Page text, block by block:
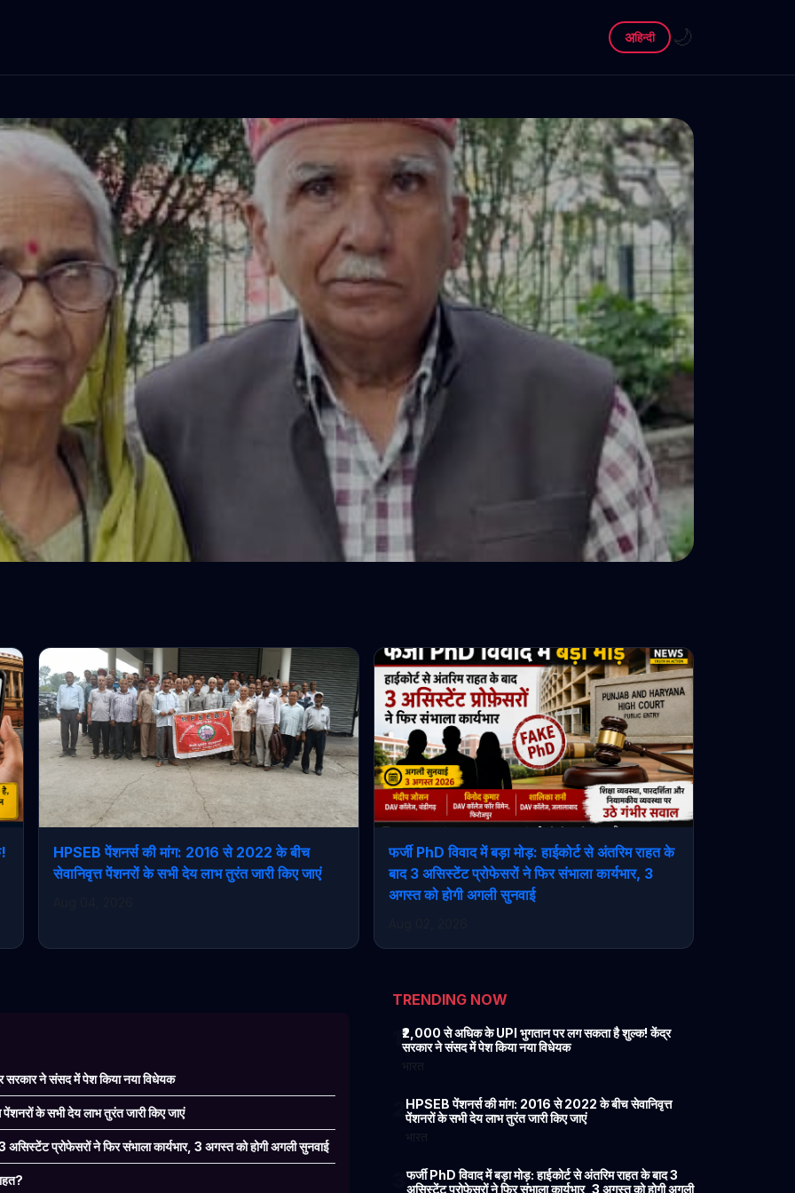
अहिन्दी 🌙
जीवन का प्रेरणादायक सफर
HPSEB पेंशनर्स की मांग: 2016 से 2022 के बीच
सेवानिवृत्त पेंशनरों के सभी देय लाभ तुरंत जारी किए जाएं
फर्जी PhD विवाद में बड़ा मोड़: हाईकोर्ट से अंतरिम राहत के
बाद 3 असिस्टेंट प्रोफेसरों ने फिर संभाला कार्यभार, 3
अगस्त को होगी अगली सुनवाई
ने संसद में पेश किया नया विधेयक
के सभी देय लाभ तुरंत जारी किए जाएं
असिस्टेंट प्रोफेसरों ने फिर संभाला कार्यभार, 3 अगस्त को होगी अगली सुनवाई
TRENDING NOW
1₹2,000 से अधिक के UPI भुगतान पर लग सकता है शुल्क! केंद्र
सरकार ने संसद में पेश किया नया विधेयक
2HPSEB पेंशनर्स की मांग: 2016 से 2022 के बीच सेवानिवृत्त
पेंशनरों के सभी देय लाभ तुरंत जारी किए जाएं
3फर्जी PhD विवाद में बड़ा मोड़: हाईकोर्ट से अंतरिम राहत के बाद 3
असिस्टेंट प्रोफेसरों ने फिर संभाला कार्यभार, 3 अगस्त को होगी अगली